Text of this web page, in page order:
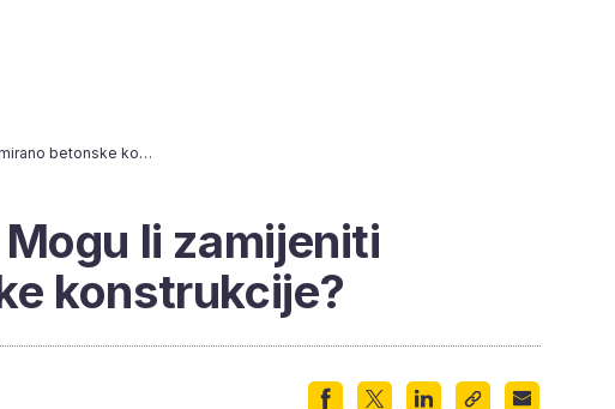
Drveni neboderi: Mogu li zamijeniti armirano betonske konstrukcije?
li zamijeniti
konstrukcije?